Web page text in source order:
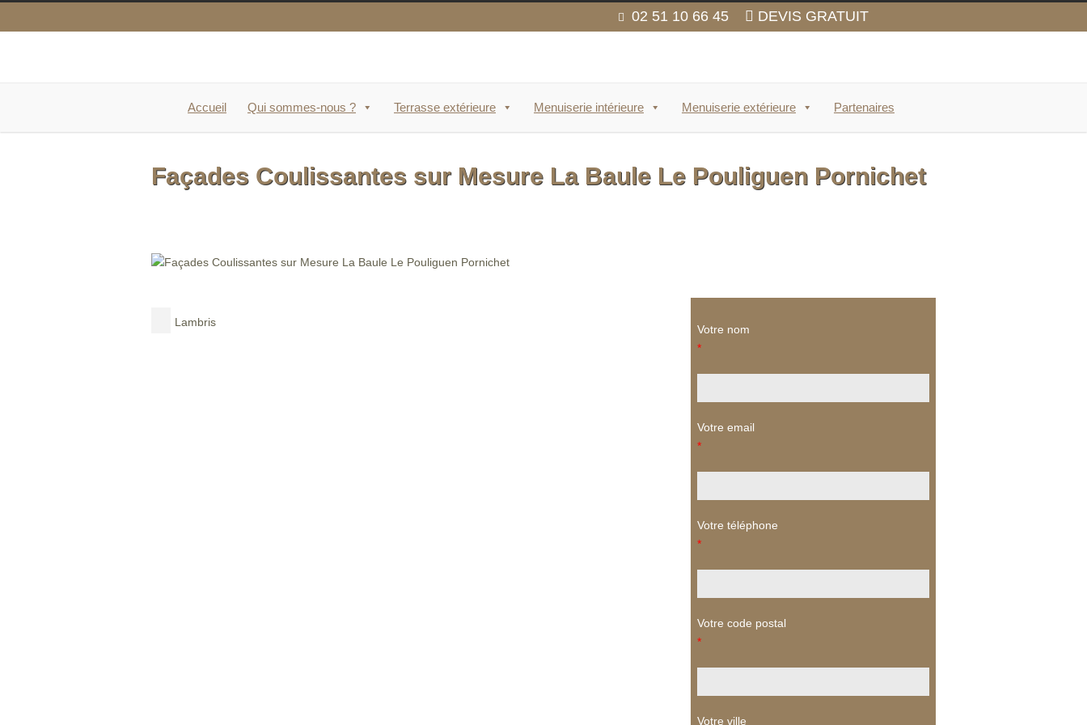
02 51 10 66 45 DEVIS GRATUIT
Accueil Qui sommes-nous ? Terrasse extérieure Menuiserie intérieure Menuiserie extérieure Partenaires
Façades Coulissantes sur Mesure La Baule Le Pouliguen Pornichet
Lambris
Votre nom
*
Votre email
*
Votre téléphone
*
Votre code postal
*
Votre ville